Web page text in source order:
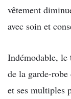
vêtement
avec soin et
Indémodable, le
de la garde-
et ses multiples